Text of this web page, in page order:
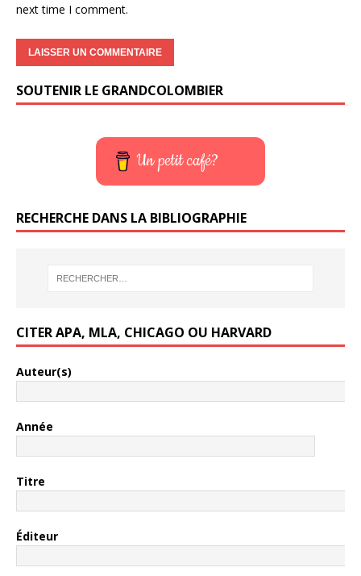
next time I comment.
SOUTENIR LE GRANDCOLOMBIER
Un petit café?
RECHERCHE DANS LA BIBLIOGRAPHIE
CITER APA, MLA, CHICAGO OU HARVARD
Auteur(s)
Année
Titre
Éditeur